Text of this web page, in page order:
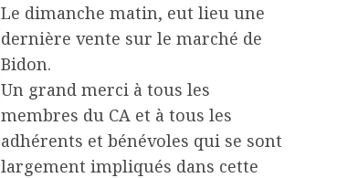
Le dimanche matin, eut lieu une
dernière vente sur le marché de
Bidon.
Un grand merci à tous les
membres du CA et à tous les
adhérents et bénévoles qui se sont
largement impliqués dans cette